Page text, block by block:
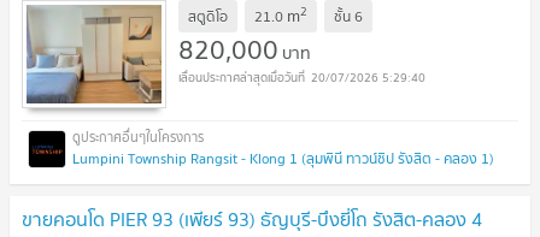
สตูดิโอ 21.0 m2 ชั้น6
820,000 บาท
20/07/2026 5:29:40
Lumpini Township Rangsit - Klong 1 (ลุมพินี ทาวน์ชิป รังสิต - คลอง 1)
ขายคอนโด PIER 93 (เพียร์ 93) ธัญบุรี-บึงยี่โถ รังสิต-คลอง 4